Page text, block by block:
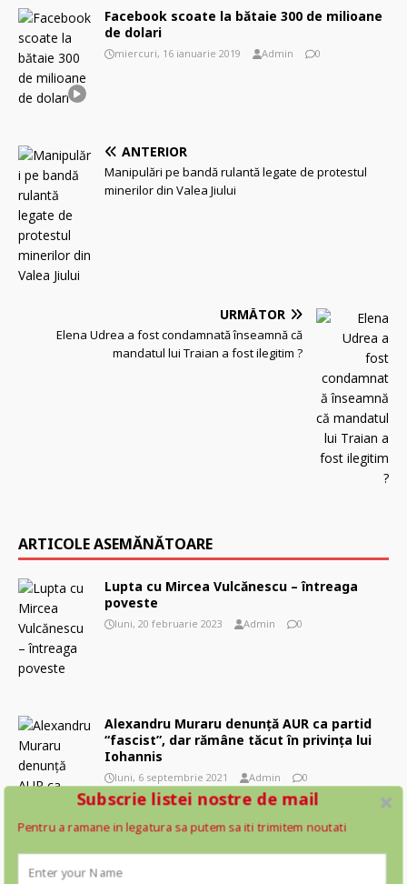
Facebook scoate la bătaie 300 de milioane
de dolari
miercuri, 16 ianuarie 2019 Admin 0
ANTERIOR
Manipulări pe bandă rulantă legate de protestul
minerilor din Valea Jiului
URMĂTOR
Elena Udrea a fost condamnată înseamnă că
mandatul lui Traian a fost ilegitim ?
ARTICOLE ASEMĂNĂTOARE
Lupta cu Mircea Vulcănescu – întreaga
poveste
luni, 20 februarie 2023 Admin 0
Alexandru Muraru denunţă AUR ca partid
“fascist”, dar rămâne tăcut în privinţa lui
Iohannis
luni, 6 septembrie 2021 Admin 0
Subscrie listei nostre de mail
Pentru a ramane in legatura sa putem sa iti trimitem noutati